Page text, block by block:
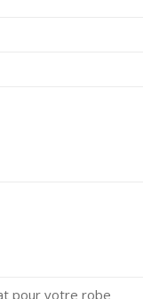
pour votre robe